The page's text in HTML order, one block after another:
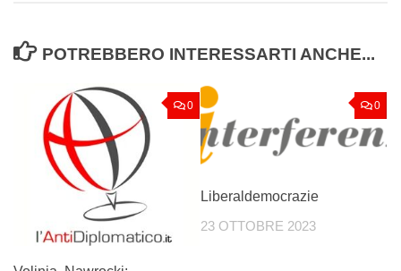
POTREBBERO INTERESSARTI ANCHE...
0 0
Liberaldemocrazie
23 OTTOBRE 2023